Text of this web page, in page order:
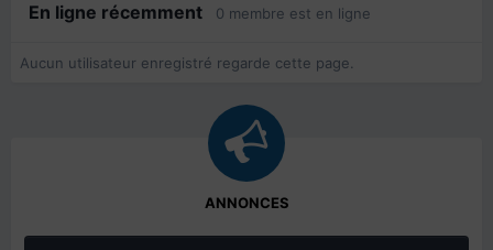
En ligne récemment 0 membre est en ligne
Aucun utilisateur enregistré regarde cette page.
ANNONCES